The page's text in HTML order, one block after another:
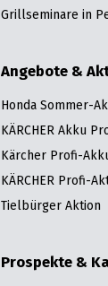
Grillseminare in
Angebote &
Honda Sommer-
KÄRCHER Akku
Kärcher Profi-
KÄRCHER Profi-
Tielbürger Aktion
Prospekte &